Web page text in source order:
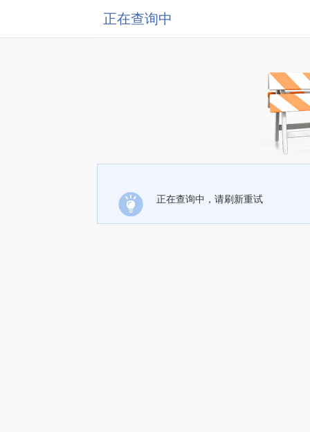
正在查询中
正在查询中，请刷新重试